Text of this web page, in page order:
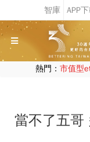
熱門： 市值型
當不了五哥